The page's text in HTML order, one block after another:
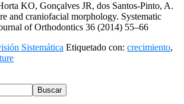
KO, Gonçalves JR, dos Santos-Pinto, A.
and craniofacial morphology. Systematic
of Orthodontics 36 (2014) 55–66
Sistemática Etiquetado con: crecimiento,